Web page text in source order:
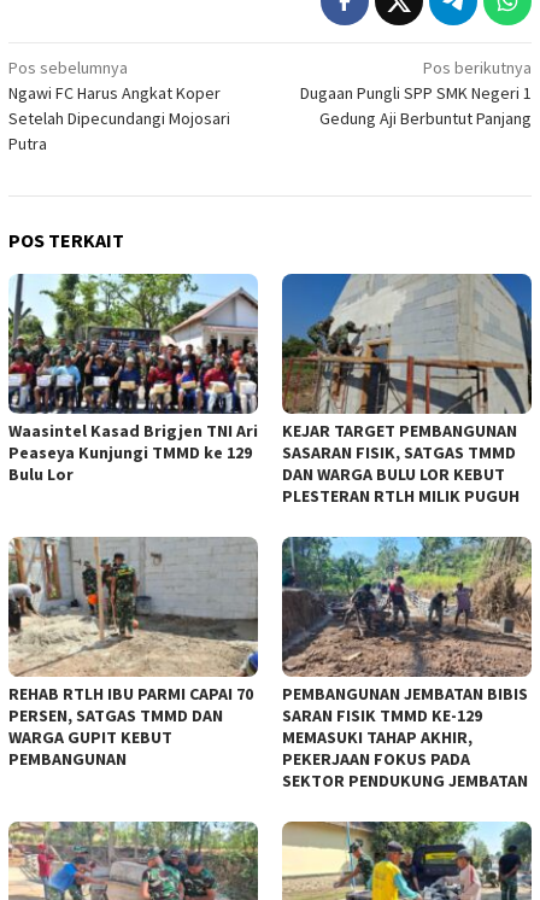
Navigasi
pos
Pos sebelumnya
Ngawi FC Harus Angkat Koper
Setelah Dipecundangi Mojosari
Putra
Pos berikutnya
Dugaan Pungli SPP SMK Negeri 1
Gedung Aji Berbuntut Panjang
POS TERKAIT
Waasintel Kasad Brigjen TNI Ari
Peaseya Kunjungi TMMD ke 129
Bulu Lor
KEJAR TARGET PEMBANGUNAN
SASARAN FISIK, SATGAS TMMD
DAN WARGA BULU LOR KEBUT
PLESTERAN RTLH MILIK PUGUH
REHAB RTLH IBU PARMI CAPAI 70
PERSEN, SATGAS TMMD DAN
WARGA GUPIT KEBUT
PEMBANGUNAN
PEMBANGUNAN JEMBATAN BIBIS
SARAN FISIK TMMD KE-129
MEMASUKI TAHAP AKHIR,
PEKERJAAN FOKUS PADA
SEKTOR PENDUKUNG JEMBATAN